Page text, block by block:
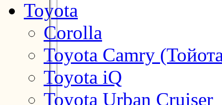
Toyota
Corolla
Toyota Camry
Toyota iQ
Toyota Urban Cruiser